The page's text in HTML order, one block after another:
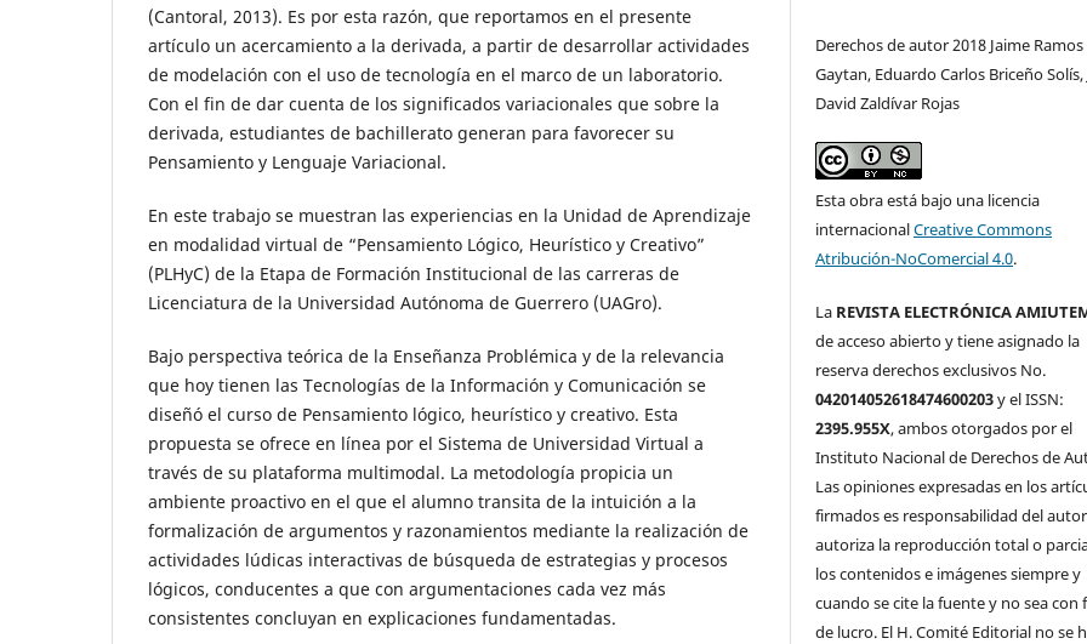
(Cantoral, 2013). Es por esta razón, que reportamos en el presente
artículo un acercamiento a la derivada, a partir de desarrollar actividades
de modelación con el uso de tecnología en el marco de un laboratorio.
Con el fin de dar cuenta de los significados variacionales que sobre la
derivada, estudiantes de bachillerato generan para favorecer su
Pensamiento y Lenguaje Variacional.
En este trabajo se muestran las experiencias en la Unidad de Aprendizaje
en modalidad virtual de “Pensamiento Lógico, Heurístico y Creativo”
(PLHyC) de la Etapa de Formación Institucional de las carreras de
Licenciatura de la Universidad Autónoma de Guerrero (UAGro).
Bajo perspectiva teórica de la Enseñanza Problémica y de la relevancia
que hoy tienen las Tecnologías de la Información y Comunicación se
diseñó el curso de Pensamiento lógico, heurístico y creativo. Esta
propuesta se ofrece en línea por el Sistema de Universidad Virtual a
través de su plataforma multimodal. La metodología propicia un
ambiente proactivo en el que el alumno transita de la intuición a la
formalización de argumentos y razonamientos mediante la realización de
actividades lúdicas interactivas de búsqueda de estrategias y procesos
lógicos, conducentes a que con argumentaciones cada vez más
consistentes concluyan en explicaciones fundamentadas.
Derechos de autor 2018 Jaime Ramos
Gaytan, Eduardo Carlos Briceño Solís,
David Zaldívar Rojas
Esta obra está bajo una licencia
internacionalCreative Commons
Atribución-NoComercial 4.0.
La REVISTA ELECTRÓNICA
de acceso abierto y tiene asignado la
reserva derechos exclusivos No.
042014052618474600203y el ISSN:
2395.955X, ambos otorgados por el
Instituto Nacional de Derechos de
Las opiniones expresadas en los
firmados es responsabilidad del
autoriza la reproducción total o
los contenidos e imágenes siempre y
cuando se cite la fuente y no sea con
de lucro. El H. Comité Editorial no se